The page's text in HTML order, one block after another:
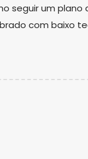
seguir um plano
com baixo